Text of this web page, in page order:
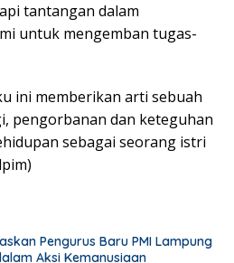
tantangan dalam
untuk mengemban tugas-
ini memberikan arti sebuah
pengorbanan dan keteguhan
sebagai seorang istri
Pengurus Baru PMI Lampung
Aksi Kemanusiaan